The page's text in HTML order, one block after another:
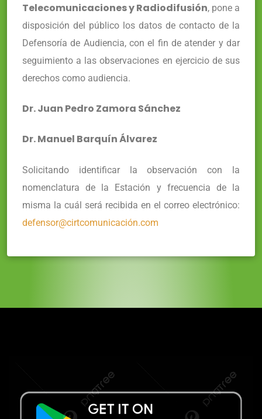
Telecomunicaciones y Radiodifusión, pone a
disposición del público los datos de contacto de la
Defensoría de Audiencia, con el fin de atender y dar
seguimiento a las observaciones en ejercicio de sus
derechos como audiencia.
Dr. Juan Pedro Zamora Sánchez
Dr. Manuel Barquín Álvarez
Solicitando identificar la observación con la
nomenclatura de la Estación y frecuencia de la
misma la cuál será recibida en el correo electrónico:
defensor@cirtcomunicación.com